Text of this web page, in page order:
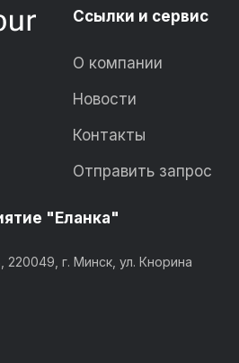
Ссылки и сервис
О компании
Новости
Контакты
Отправить запрос
"Еланка"
220049, г. Минск, ул. Кнорина